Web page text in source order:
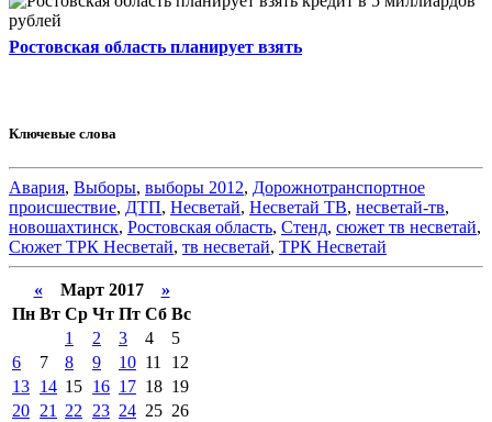
Ростовская область планирует взять
Ключевые слова
Авария, Выборы, выборы 2012, Дорожнотранспортное
происшествие, ДТП, Несветай, Несветай ТВ, несветай-тв,
новошахтинск, Ростовская область, Стенд, сюжет тв несветай,
Сюжет ТРК Несветай, тв несветай, ТРК Несветай
«Март 2017 »
Пн Вт Ср Чт Пт Сб Вс
1
2 3 4
5
6
7 8 9 10 11
12
13 14 15 16 17 18 19
20 21 22 23 24 25 26